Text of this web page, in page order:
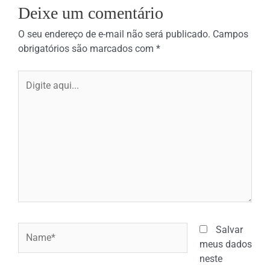
Deixe um comentário
O seu endereço de e-mail não será publicado. Campos
obrigatórios são marcados com *
aqui...
Salvar
meus dados
neste